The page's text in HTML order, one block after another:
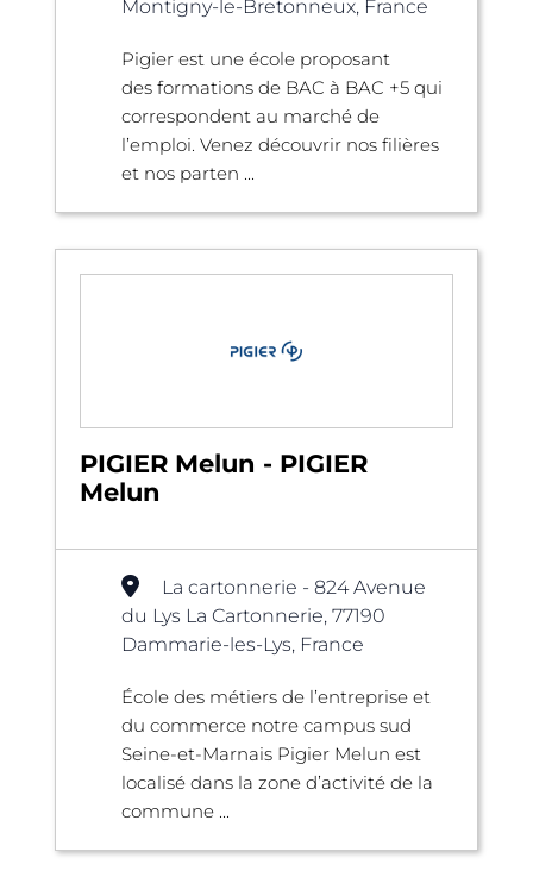
Montigny-le-Bretonneux, France
Pigier est une école proposant
des formations de BAC à BAC +5 qui
correspondent au marché de
l’emploi. Venez découvrir nos filières
et nos parten ...
PIGIER Melun - PIGIER
Melun
La cartonnerie - 824 Avenue
du Lys La Cartonnerie, 77190
Dammarie-les-Lys, France
École des métiers de l’entreprise et
du commerce notre campus sud
Seine-et-Marnais Pigier Melun est
localisé dans la zone d’activité de la
commune ...